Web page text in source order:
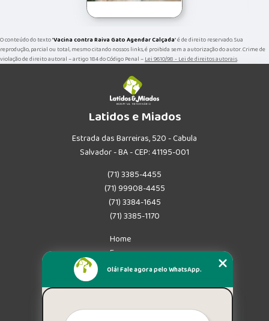
O conteúdo do texto "Vacina contra Raiva Gato Agendar Calçada" é de direito reservado. Sua
reprodução, parcial ou total, mesmo citando nossos links, é proibida sem a autorização do autor. Crime de
violação de direito autoral – artigo 184 do Código Penal –Lei 9610/98 - Lei de direitos autorais.
Latidos e Miados
Estrada das Barreiras, 520 - Cabula
Salvador - BA - CEP: 41195-001
(71) 3385-4455
(71) 99908-4455
(71) 3384-1645
(71) 3385-1170
Home
Empresa
Missão
Mapa do site
Olá! Fale agora pelo WhatsApp.